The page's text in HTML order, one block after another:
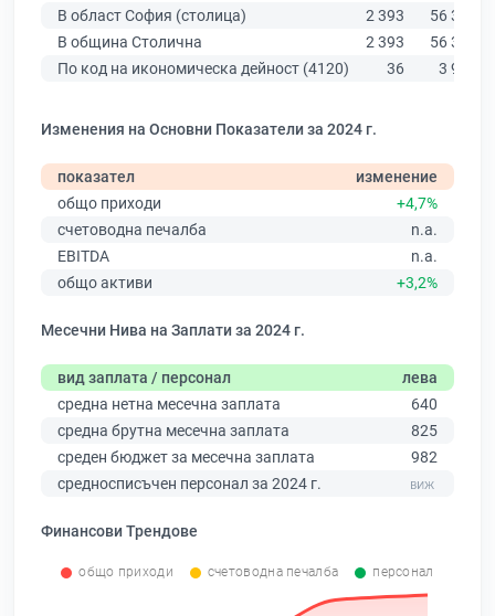
В област София (столица)
2 393
56 378
В община Столична
2 393
56 378
По код на икономическа дейност (4120)
36 3 927
Изменения на Основни Показатели за 2024 г.
показател
изменение
общо приходи
+4,7%
счетоводна печалба
n.a.
EBITDA
n.a.
общо активи
+3,2%
Месечни Нива на Заплати за 2024 г.
вид заплата / персонал
лева
средна нетна месечна заплата
640
средна брутна месечна заплата
825
среден бюджет за месечна заплата
982
средносписъчен персонал за 2024 г.
Финансови Трендове
общо приходи счетоводна печалба персонал